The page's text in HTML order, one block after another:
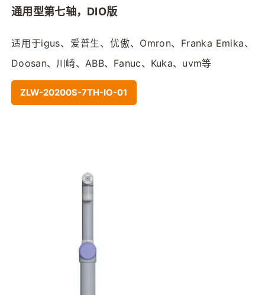
通用型第七轴，DIO版
适用于igus、爱普生、优傲、Omron、Franka Emika、
Doosan、川崎、ABB、Fanuc、Kuka、uvm等
ZLW-20200S-7TH-IO-01